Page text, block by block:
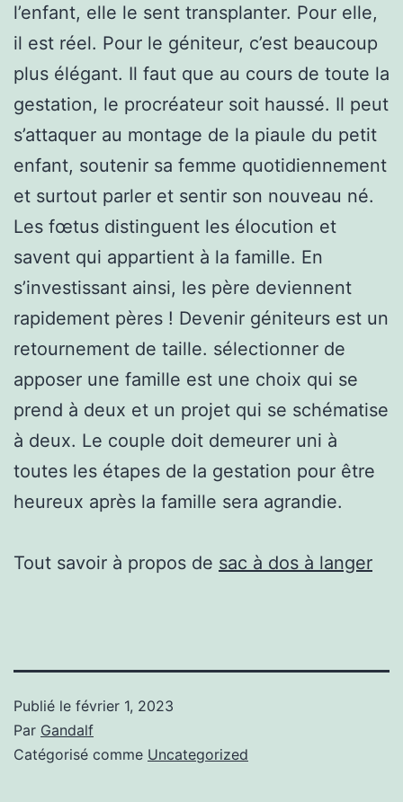
l’enfant, elle le sent transplanter. Pour elle,
il est réel. Pour le géniteur, c’est beaucoup
plus élégant. Il faut que au cours de toute la
gestation, le procréateur soit haussé. Il peut
s’attaquer au montage de la piaule du petit
enfant, soutenir sa femme quotidiennement
et surtout parler et sentir son nouveau né.
Les fœtus distinguent les élocution et
savent qui appartient à la famille. En
s’investissant ainsi, les père deviennent
rapidement pères ! Devenir géniteurs est un
retournement de taille. sélectionner de
apposer une famille est une choix qui se
prend à deux et un projet qui se schématise
à deux. Le couple doit demeurer uni à
toutes les étapes de la gestation pour être
heureux après la famille sera agrandie.
Tout savoir à propos de sac à dos à langer
Publié le février 1, 2023
Par Gandalf
Catégorisé comme Uncategorized